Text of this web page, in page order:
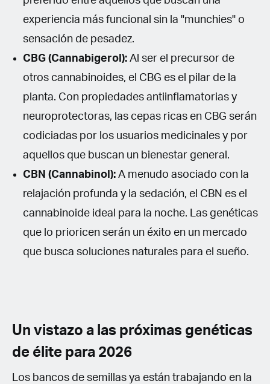
experiencia más funcional sin la "munchies" o
sensación de pesadez.
CBG (Cannabigerol): Al ser el precursor de
otros cannabinoides, el CBG es el pilar de la
planta. Con propiedades antiinflamatorias y
neuroprotectoras, las cepas ricas en CBG serán
codiciadas por los usuarios medicinales y por
aquellos que buscan un bienestar general.
CBN (Cannabinol): A menudo asociado con la
relajación profunda y la sedación, el CBN es el
cannabinoide ideal para la noche. Las genéticas
que lo prioricen serán un éxito en un mercado
que busca soluciones naturales para el sueño.
Un vistazo a las próximas genéticas
de élite para 2026
Los bancos de semillas ya están trabajando en la